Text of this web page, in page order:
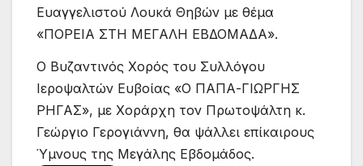
Ευαγγελιστού Λουκά Θηβών με θέμα
«ΠΟΡΕΙΑ ΣΤΗ ΜΕΓΑΛΗ ΕΒΔΟΜΑΔΑ».
Ο Βυζαντινός Χορός του Συλλόγου
Ιεροψαλτών Ευβοίας «Ο ΠΑΠΑ-ΓΙΩΡΓΗΣ
ΡΗΓΑΣ», με Χοράρχη τον Πρωτοψάλτη κ.
Γεώργιο Γερογιάννη, θα ψάλλει επίκαιρους
Ύμνους της Μεγάλης Εβδομάδος.